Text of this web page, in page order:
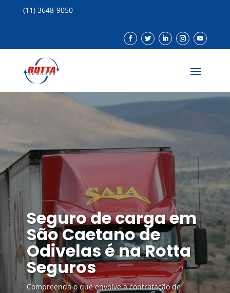
(11) 3648-9050
Seguro de carga em
São Caetano de
Odivelas é na Rotta
Seguros
Compreenda o que envolve a contratação de